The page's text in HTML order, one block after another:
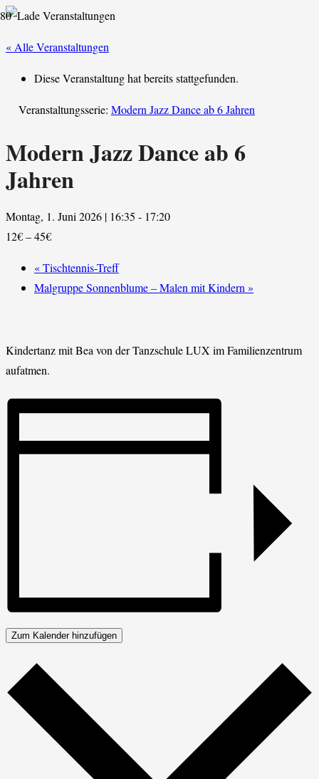
« Alle Veranstaltungen
Diese Veranstaltung hat bereits stattgefunden.
Veranstaltungsserie: Modern Jazz Dance ab 6 Jahren
Modern Jazz Dance ab 6
Jahren
Montag, 1. Juni 2026 | 16:35 - 17:20
12€ – 45€
«Tischtennis-Treff
Malgruppe Sonnenblume – Malen mit Kindern »
Kindertanz mit Bea von der Tanzschule LUX im Familienzentrum
aufatmen.
Zum Kalender hinzufügen